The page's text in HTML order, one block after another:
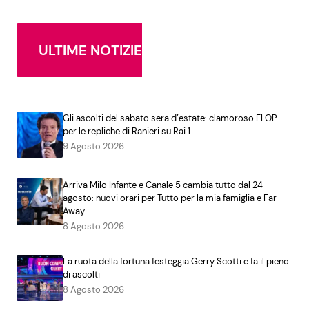
ULTIME NOTIZIE
Gli ascolti del sabato sera d’estate: clamoroso FLOP
per le repliche di Ranieri su Rai 1
9 Agosto 2026
Arriva Milo Infante e Canale 5 cambia tutto dal 24
agosto: nuovi orari per Tutto per la mia famiglia e Far
Away
8 Agosto 2026
La ruota della fortuna festeggia Gerry Scotti e fa il pieno
di ascolti
8 Agosto 2026